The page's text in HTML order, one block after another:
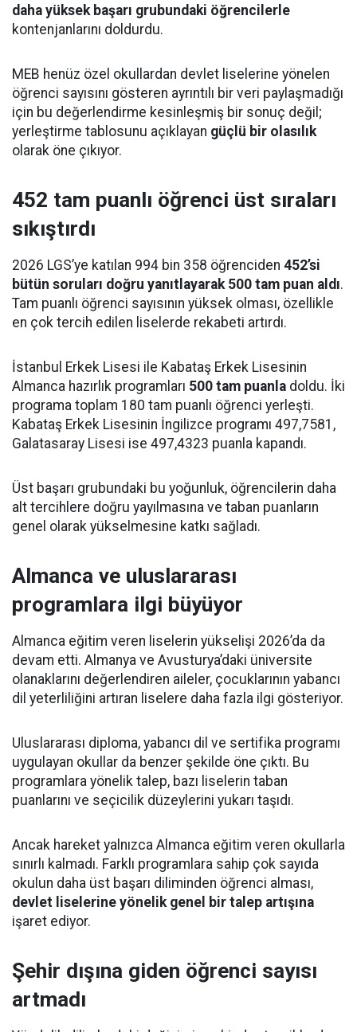
daha yüksek başarı grubundaki öğrencilerle
kontenjanlarını doldurdu.
MEB henüz özel okullardan devlet liselerine yönelen
öğrenci sayısını gösteren ayrıntılı bir veri paylaşmadığı
için bu değerlendirme kesinleşmiş bir sonuç değil;
yerleştirme tablosunu açıklayan güçlü bir olasılık
olarak öne çıkıyor.
452 tam puanlı öğrenci üst sıraları
sıkıştırdı
2026 LGS’ye katılan 994 bin 358 öğrenciden 452’si
bütün soruları doğru yanıtlayarak 500 tam puan aldı.
Tam puanlı öğrenci sayısının yüksek olması, özellikle
en çok tercih edilen liselerde rekabeti artırdı.
İstanbul Erkek Lisesi ile Kabataş Erkek Lisesinin
Almanca hazırlık programları 500 tam puanla doldu. İki
programa toplam 180 tam puanlı öğrenci yerleşti.
Kabataş Erkek Lisesinin İngilizce programı 497,7581,
Galatasaray Lisesi ise 497,4323 puanla kapandı.
Üst başarı grubundaki bu yoğunluk, öğrencilerin daha
alt tercihlere doğru yayılmasına ve taban puanların
genel olarak yükselmesine katkı sağladı.
Almanca ve uluslararası
programlara ilgi büyüyor
Almanca eğitim veren liselerin yükselişi 2026’da da
devam etti. Almanya ve Avusturya’daki üniversite
olanaklarını değerlendiren aileler, çocuklarının yabancı
dil yeterliliğini artıran liselere daha fazla ilgi gösteriyor.
Uluslararası diploma, yabancı dil ve sertifika programı
uygulayan okullar da benzer şekilde öne çıktı. Bu
programlara yönelik talep, bazı liselerin taban
puanlarını ve seçicilik düzeylerini yukarı taşıdı.
Ancak hareket yalnızca Almanca eğitim veren okullarla
sınırlı kalmadı. Farklı programlara sahip çok sayıda
okulun daha üst başarı diliminden öğrenci alması,
devlet liselerine yönelik genel bir talep artışına
işaret ediyor.
Şehir dışına giden öğrenci sayısı
artmadı